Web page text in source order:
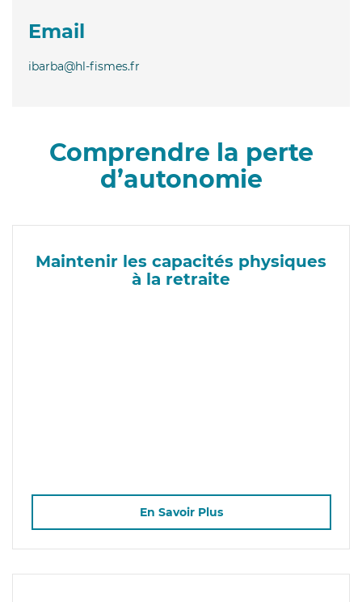
Email
ibarba@hl-fismes.fr
Comprendre la perte
d’autonomie
Maintenir les capacités physiques
à la retraite
En Savoir Plus